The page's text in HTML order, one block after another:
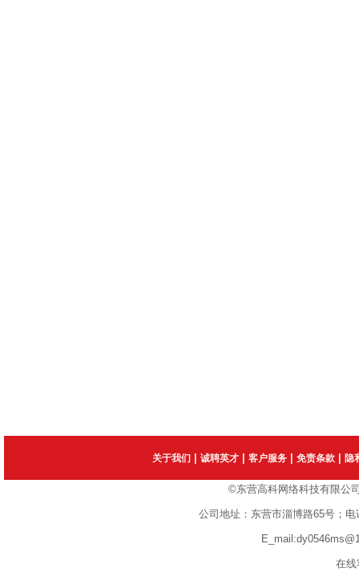
关于我们 诚聘英才 客户服务 免责条款 隐
©东营高科网络科技有限公
公司地址：东营市淄博路65号；
在线